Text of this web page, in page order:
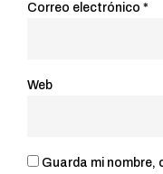
Correo electrónico *
Web
Guarda mi nombre,